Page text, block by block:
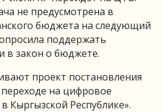
не предусмотрена в
бюджета на следующий
поддержать
в закон о бюджете.
проект постановления
на цифровое
Кыргызской Республике».